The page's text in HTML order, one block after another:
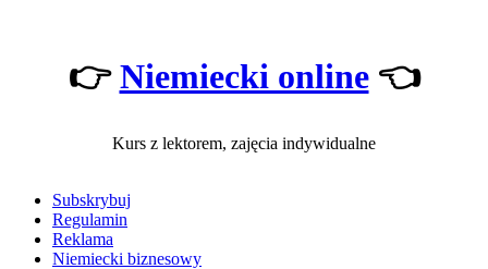
👉Niemiecki online👈
Kurs z lektorem, zajęcia indywidualne
Subskrybuj
Regulamin
Reklama
Niemiecki biznesowy